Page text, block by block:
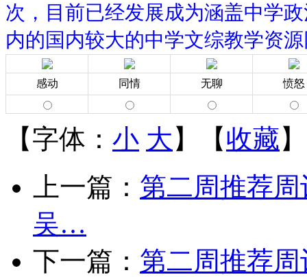
次，目前已经发展成为涵盖中学
内的国内较大的中学文综教学
感动 同情 无聊 愤怒
【字体： 小 大 】【收藏
上一篇： 第二周推荐
吴…
下一篇： 第二周推荐